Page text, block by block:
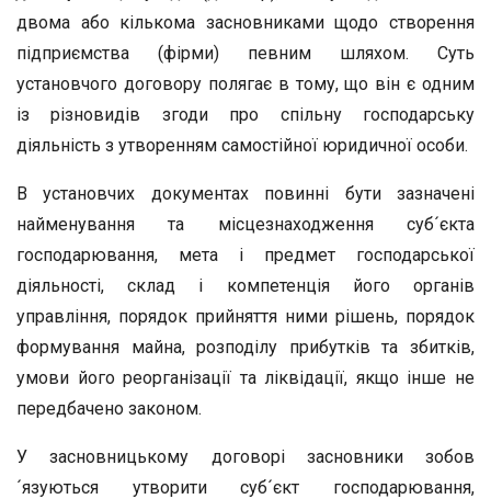
двома або кількома засновниками щодо створення
підприємства (фірми) певним шляхом. Суть
установчого договору полягає в тому, що він є одним
із різновидів згоди про спільну господарську
діяльність з утворенням самостійної юридичної особи.
В установчих документах повинні бути зазначені
найменування та місцезнаходження суб´єкта
господарювання, мета і предмет господарської
діяльності, склад і компетенція його органів
управління, порядок прийняття ними рішень, порядок
формування майна, розподілу прибутків та збитків,
умови його реорганізації та ліквідації, якщо інше не
передбачено законом.
У засновницькому договорі засновники зобов
´язуються утворити суб´єкт господарювання,